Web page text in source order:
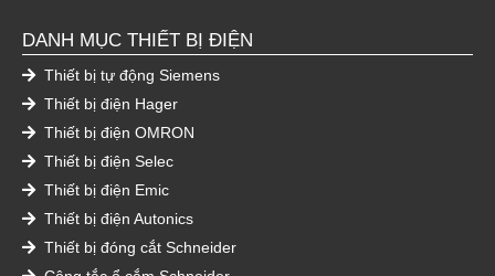
DANH MỤC THIẾT BỊ ĐIỆN
Thiết bị tự động Siemens
Thiết bị điện Hager
Thiết bị điện OMRON
Thiết bị điện Selec
Thiết bị điện Emic
Thiết bị điện Autonics
Thiết bị đóng cắt Schneider